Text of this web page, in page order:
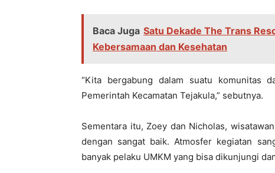
Baca Juga Satu Dekade The Trans
Kebersamaan dan Kesehatan
“Kita bergabung dalam suatu komunitas
Pemerintah Kecamatan Tejakula,” sebutnya.
Sementara itu, Zoey dan Nicholas,
dengan sangat baik. Atmosfer kegiatan
banyak pelaku UMKM yang bisa dikunjungi